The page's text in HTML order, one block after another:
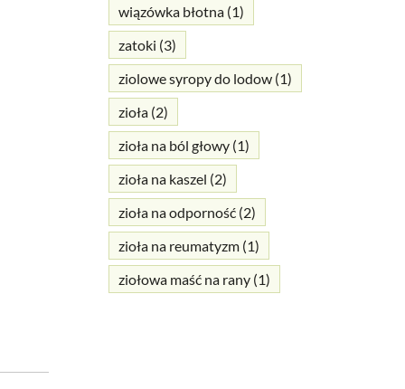
wiązówka błotna(1)
zatoki (3)
ziolowe syropy do lodow(1)
zioła(2)
zioła na ból głowy(1)
zioła na kaszel (2)
zioła na odporność(2)
zioła na reumatyzm(1)
ziołowa maść na rany(1)